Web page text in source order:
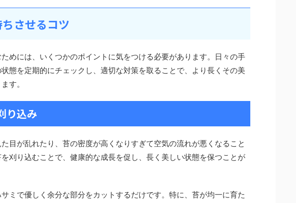
させるコツ
めには、いくつかのポイントに気をつける必要があります。日々の手
態を定期的にチェックし、適切な対策を取ることで、より長くその美
す。
り込み
目が乱れたり、苔の密度が高くなりすぎて空気の流れが悪くなること
刈り込むことで、健康的な成長を促し、長く美しい状態を保つことが
ミで優しく余分な部分をカットするだけです。特に、苔が均一に育た